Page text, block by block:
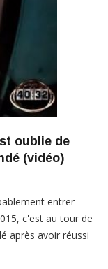
oublie de
(vidéo)
entrer
c'est au tour de
après avoir réussi